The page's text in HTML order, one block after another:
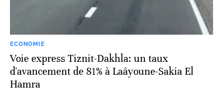
ECONOMIE
Voie express Tiznit-Dakhla: un taux
d'avancement de 81% à Laâyoune-Sakia El
Hamra